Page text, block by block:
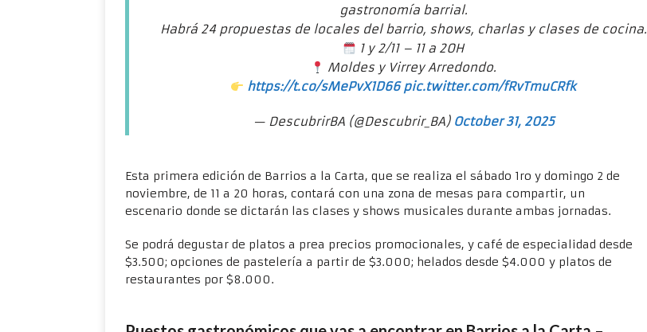
gastronomía barrial.
Habrá 24 propuestas de locales del barrio, shows, charlas y clases de cocina.
1 y 2/11 – 11 a 20H
Moldes y Virrey Arredondo.
https://t.co/sMePvX1D66 pic.twitter.com/fRvTmuCRfk
— DescubrirBA (@Descubrir_BA) October 31, 2025
Esta primera edición de Barrios a la Carta, que se realiza el sábado 1ro y domingo 2 de
noviembre, de 11 a 20 horas, contará con una zona de mesas para compartir, un
escenario donde se dictarán las clases y shows musicales durante ambas jornadas.
Se podrá degustar de platos a prea precios promocionales, y café de especialidad desde
$3.500; opciones de pastelería a partir de $3.000; helados desde $4.000 y platos de
restaurantes por $8.000.